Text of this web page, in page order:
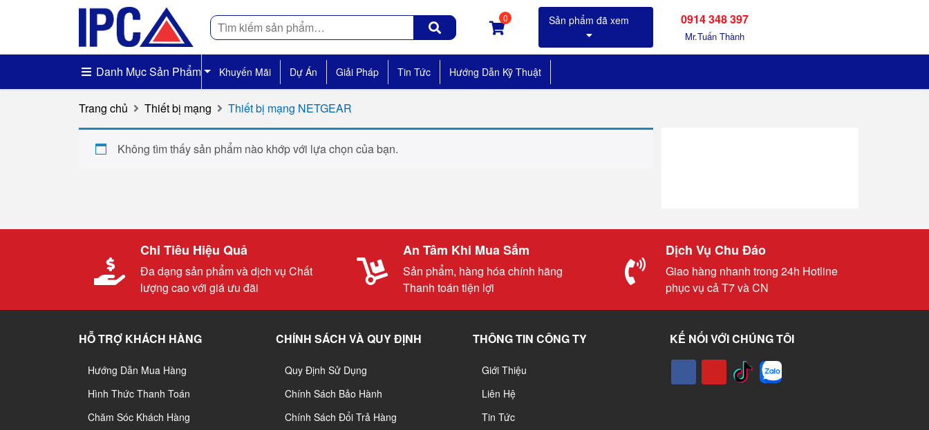
Tìm
kiếm
0 0914 348 397
Mr.Tuấn Thành
Danh Mục Sản Phẩm Khuyến Mãi Dự Án Giải Pháp Tin Tức Hướng Dẫn Kỹ Thuật
Trang chủ Thiết bị mạng Thiết bị mạng NETGEAR
Không tìm thấy sản phẩm nào khớp với lựa chọn của bạn.
Chi Tiêu Hiệu Quả
Đa dạng sản phẩm và dịch vụ Chất
lượng cao với giá ưu đãi
An Tâm Khi Mua Sắm
Sản phẩm, hàng hóa chính hãng
Thanh toán tiện lợi
Dịch Vụ Chu Đáo
Giao hàng nhanh trong 24h Hotline
phục vụ cả T7 và CN
HỖ TRỢ KHÁCH HÀNG
Hướng Dẫn Mua Hàng
Hình Thức Thanh Toán
Chăm Sóc Khách Hàng
CHÍNH SÁCH VÀ QUY ĐỊNH
Quy Định Sử Dụng
Chính Sách Bảo Hành
Chính Sách Đổi Trả Hàng
THÔNG TIN CÔNG TY
Giới Thiệu
Liên Hệ
Tin Tức
KẾ NỐI VỚI CHÚNG TÔI